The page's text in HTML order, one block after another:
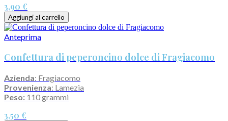
3,90 €
Aggiungi al carrello
Anteprima
Confettura di peperoncino dolce di Fragiacomo
Azienda: Fragiacomo
Provenienza: Lamezia
Peso: 110 grammi
3,50 €